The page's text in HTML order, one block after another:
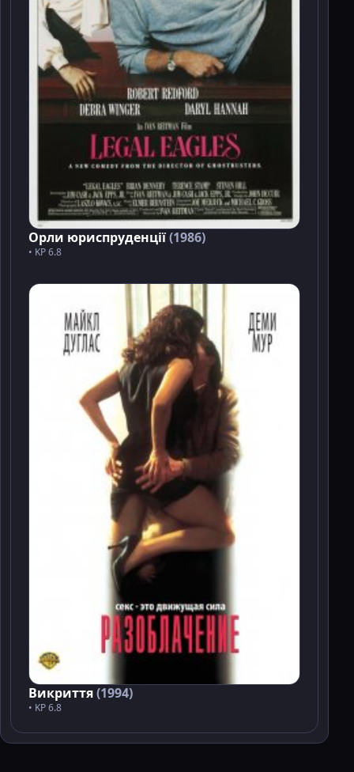
Орли юриспруденції(1986)
• KP 6.8
Викриття(1994)
• KP 6.8